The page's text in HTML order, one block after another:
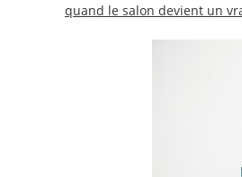
quand le salon devient un